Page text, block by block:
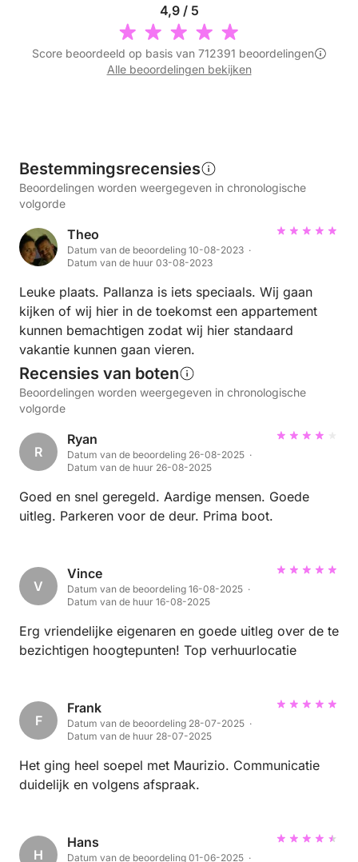
4,9 / 5
Score beoordeeld op basis van 712391 beoordelingen
Alle beoordelingen bekijken
Bestemmingsrecensies
Beoordelingen worden weergegeven in chronologische
volgorde
Theo
Datum van de beoordeling 10-08-2023 ·
Datum van de huur 03-08-2023
Leuke plaats. Pallanza is iets speciaals. Wij gaan
kijken of wij hier in de toekomst een appartement
kunnen bemachtigen zodat wij hier standaard
vakantie kunnen gaan vieren.
Recensies van boten
Beoordelingen worden weergegeven in chronologische
volgorde
R
Ryan
Datum van de beoordeling 26-08-2025 ·
Datum van de huur 26-08-2025
Goed en snel geregeld. Aardige mensen. Goede
uitleg. Parkeren voor de deur. Prima boot.
V
Vince
Datum van de beoordeling 16-08-2025 ·
Datum van de huur 16-08-2025
Erg vriendelijke eigenaren en goede uitleg over de te
bezichtigen hoogtepunten! Top verhuurlocatie
F
Frank
Datum van de beoordeling 28-07-2025 ·
Datum van de huur 28-07-2025
Het ging heel soepel met Maurizio. Communicatie
duidelijk en volgens afspraak.
H
Hans
Datum van de beoordeling 01-06-2025 ·